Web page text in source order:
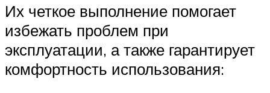
Их четкое выполнение помогает
избежать проблем при
эксплуатации, а также гарантирует
комфортность использования: